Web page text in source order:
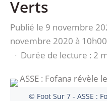
Verts
Publié le 9 novembre
novembre 2020 à 10h00
· Durée de lecture : 2
© Foot Sur 7 - ASSE :